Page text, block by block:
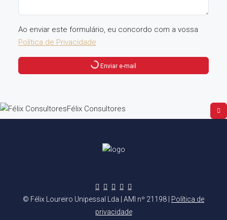
Ao enviar este formulário, eu concordo com a vossa
Política de Privacidade
Enviar e-mail
Félix Consultores
© Félix Loureiro Unipessal Lda | AMI nº 21198 | Política de
privacidade